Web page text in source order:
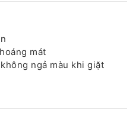
mát
ngả màu khi giặt